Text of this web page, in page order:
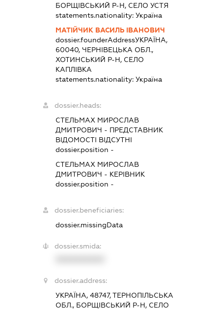
БОРЩІВСЬКИЙ Р-Н, СЕЛО УСТЯ
statements.nationality:Україна
МАТІЙЧИК ВАСИЛЬ ІВАНОВИЧ
dossier.founderAddressУКРАЇНА,
60040, ЧЕРНІВЕЦЬКА ОБЛ.,
ХОТИНСЬКИЙ Р-Н, СЕЛО
КАПЛІВКА
statements.nationality:Україна
dossier.heads:
СТЕЛЬМАХ МИРОСЛАВ
ДМИТРОВИЧ - ПРЕДСТАВНИК
ВІДОМОСТІ ВІДСУТНІ
dossier.position -
СТЕЛЬМАХ МИРОСЛАВ
ДМИТРОВИЧ - КЕРІВНИК
dossier.position -
dossier.beneficiaries:
dossier.missingData
dossier.smida:
dossier.address:
УКРАЇНА, 48747, ТЕРНОПІЛЬСЬКА
ОБЛ., БОРЩІВСЬКИЙ Р-Н, СЕЛО